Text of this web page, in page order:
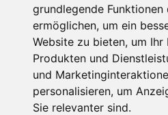
grundlegende Funktionen
ermöglichen, um ein
Website zu bieten, um Ihr
Produkten und
und
personalisieren, um
Sie relevanter sind.
ab € 171,-
pro Person pro Nacht
Gesamtpreis ab€ 171,-
1 Pers./ Nacht
Jetzt buchen